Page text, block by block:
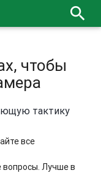
search
чтобы
тактику
все
вопросы. Лучше в